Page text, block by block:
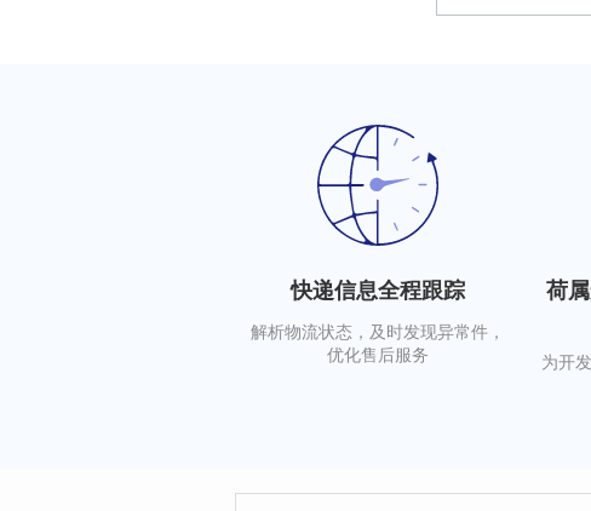
快递信息全程跟踪
解析物流状态，及时发现异常件，
优化售后服务
荷
为开